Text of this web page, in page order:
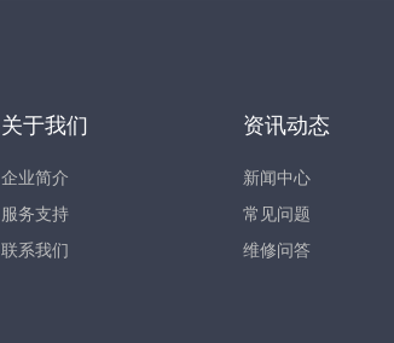
关于我们
企业简介
服务支持
联系我们
资讯动态
新闻中心
常见问题
维修问答